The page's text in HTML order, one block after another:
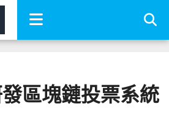
區塊鏈投票系統